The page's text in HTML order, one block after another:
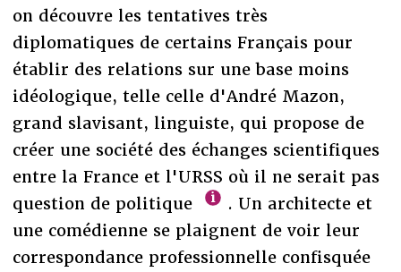
on découvre les tentatives très
diplomatiques de certains Français pour
établir des relations sur une base moins
idéologique, telle celle d'André Mazon,
grand slavisant, linguiste, qui propose de
créer une société des échanges scientifiques
entre la France et l'URSS où il ne serait pas
question de politique
. Un architecte et
une comédienne se plaignent de voir leur
correspondance professionnelle confisquée